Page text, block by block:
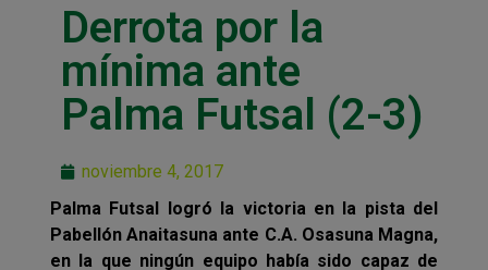
Derrota por la
mínima ante
Palma Futsal (2-3)
noviembre 4, 2017
Palma Futsal logró la victoria en la pista del
Pabellón Anaitasuna ante C.A. Osasuna Magna,
en la que ningún equipo había sido capaz de